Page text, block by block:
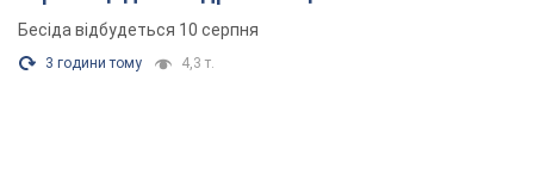
Бесіда відбудеться 10 серпня
3 години тому 4,3 т.